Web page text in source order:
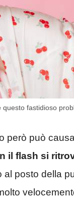
questo fastidioso
però può
il flash si
al posto della